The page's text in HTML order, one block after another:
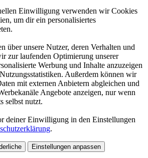
Einwilligung verwenden wir Cookies
um dir ein personalisiertes
über unsere Nutzer, deren Verhalten und
zur laufenden Optimierung unserer
Werbung und Inhalte anzuzeigen
Außerdem können wir
mit externen Anbietern abgleichen und
Angebote anzeigen, nur wenn
selbst nutzt.
deiner Einwilligung in den Einstellungen
.
Einstellungen anpassen